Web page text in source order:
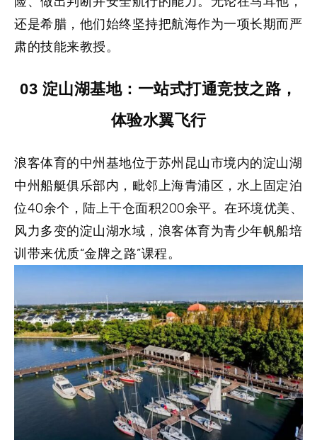
还是希腊，他们始终坚持把航海作为一项长期而严
肃的技能来教授。
03 淀山湖基地：一站式打通竞技之路，
体验水翼飞行
浪客体育的中州基地位于苏州昆山市境内的淀山湖
中州船艇俱乐部内，毗邻上海青浦区，水上固定泊
位40余个，陆上干仓面积200余平。在环境优美、
风力多变的淀山湖水域，浪客体育为青少年帆船培
训带来优质“金牌之路”课程。